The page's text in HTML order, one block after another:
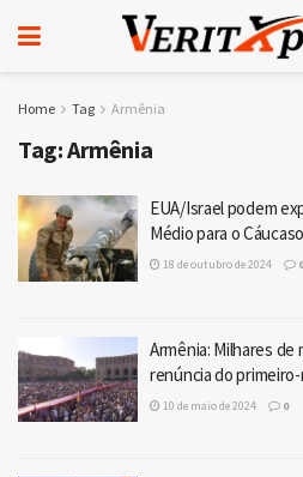
Home Tag Armênia
Tag:Armênia
EUA/Israel podem
Médio para o Cáucaso
18 de outubro de 2024 0
Armênia: Milhares
renúncia do
10 de maio de 2024 0